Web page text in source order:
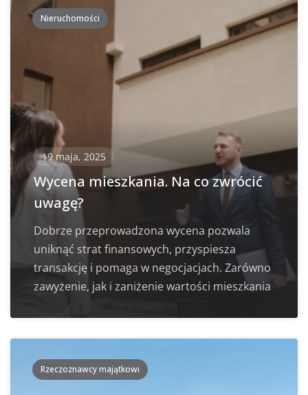
Nieruchomości
19 maja, 2025
Wycena mieszkania. Na co zwrócić
uwagę?
Dobrze przeprowadzona wycena pozwala
uniknąć strat finansowych, przyspiesza
transakcję i pomaga w negocjacjach. Zarówno
zawyżenie, jak i zaniżenie wartości mieszkania
Rzeczoznawcy majątkowi